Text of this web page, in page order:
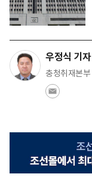
우정식 기자
충청취재본부